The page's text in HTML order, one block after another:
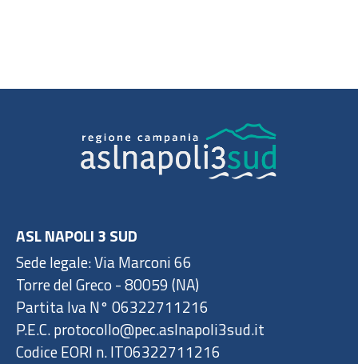
ASL NAPOLI 3 SUD
Sede legale: Via Marconi 66
Torre del Greco - 80059 (NA)
Partita Iva N° 06322711216
P.E.C. protocollo@pec.aslnapoli3sud.it
Codice EORI n. IT06322711216